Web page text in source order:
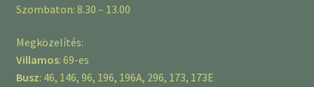
Szombaton: 8.30 – 13.00
Megközelítés:
Villamos: 69-es
Busz: 46, 146, 96, 196, 196A, 296, 173, 173E